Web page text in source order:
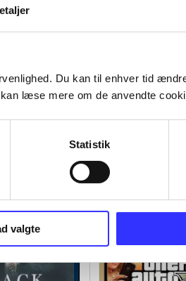
Du kan til enhver tid
læse mere om de anvendte
Statistik
valgte